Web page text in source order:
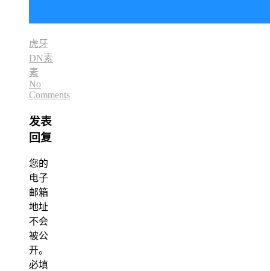
虎牙
DN素
素
No
Comments
发表
回复
您的
电子
邮箱
地址
不会
被公
开。
必填